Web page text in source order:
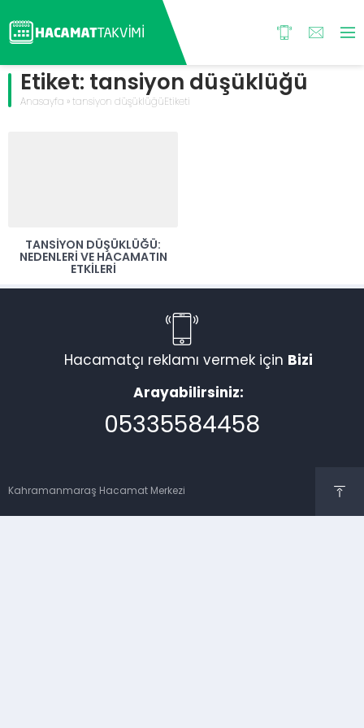
Etiket: tansiyon düşüklüğü
Anasayfa » tansiyon düşüklüğüEtiketi
TANSIYON DÜŞÜKLÜĞÜ:
NEDENLERI VE HACAMATIN
ETKILERI
Hacamatçı reklamı vermek için Bizi
Arayabilirsiniz:
05335584458
Kahramanmaraş Hacamat Merkezi